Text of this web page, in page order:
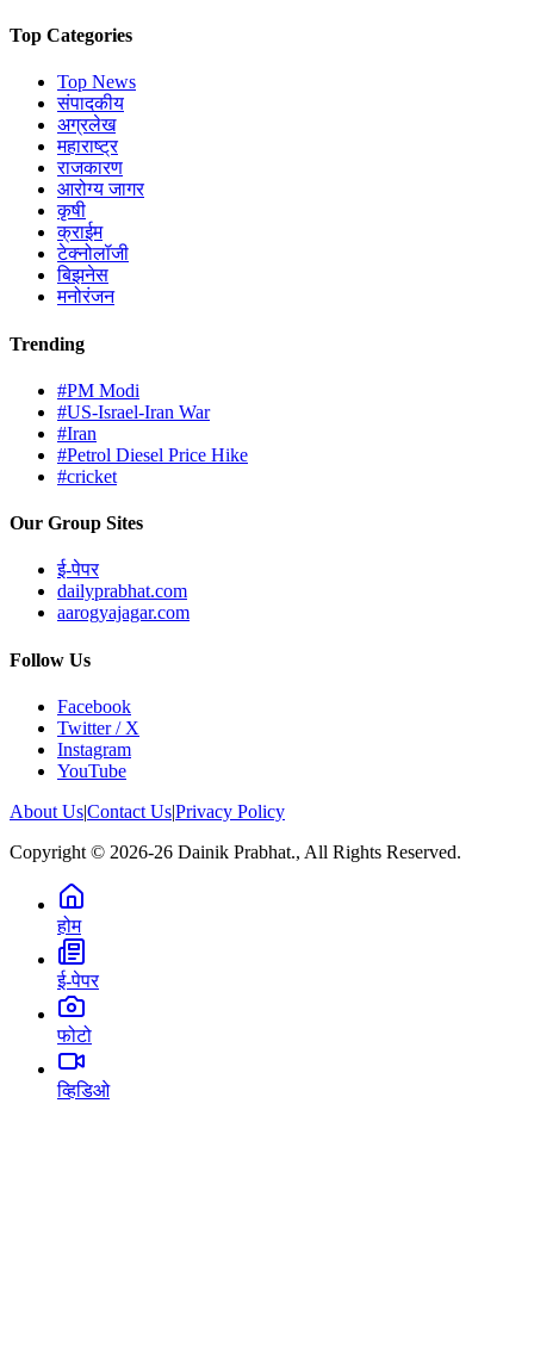
Top Categories
Top News
संपादकीय
अग्रलेख
महाराष्ट्र
राजकारण
आरोग्य जागर
कृषी
क्राईम
टेक्नोलॉजी
बिझनेस
मनोरंजन
Trending
#PM Modi
#US-Israel-Iran War
#Iran
#Petrol Diesel Price Hike
#cricket
Our Group Sites
ई-पेपर
dailyprabhat.com
aarogyajagar.com
Follow Us
Facebook
Twitter / X
Instagram
YouTube
About Us|Contact Us|Privacy Policy
Copyright © 2026-26 Dainik Prabhat., All Rights Reserved.
होम
ई-पेपर
फोटो
व्हिडिओ